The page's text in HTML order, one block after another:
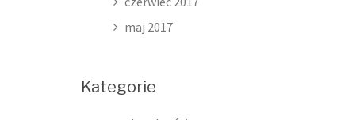
maj 2017
Kategorie